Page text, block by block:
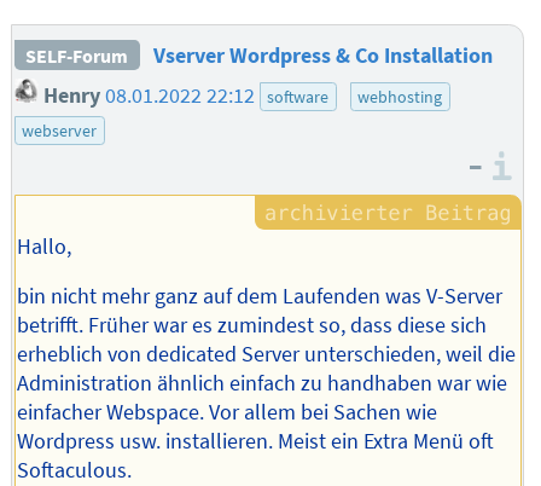
SELF-Forum
Vserver Wordpress & Co Installation
Henry 08.01.2022 22:12 software
webhosting
webserver
–
Hallo,
bin nicht mehr ganz auf dem Laufenden was V-Server
betrifft. Früher war es zumindest so, dass diese sich
erheblich von dedicated Server unterschieden, weil die
Administration ähnlich einfach zu handhaben war wie
einfacher Webspace. Vor allem bei Sachen wie
Wordpress usw. installieren. Meist ein Extra Menü oft
Softaculous.